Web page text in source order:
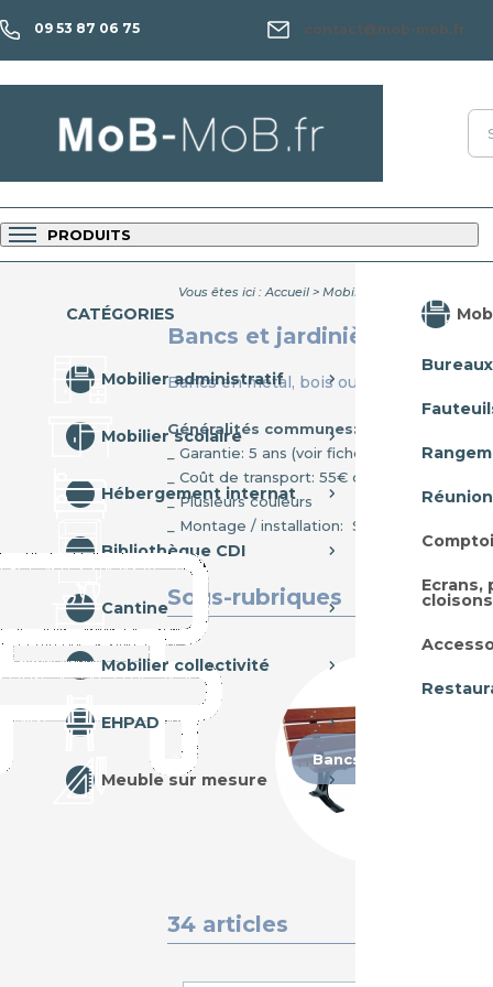
09 53 87 06 75 contact@mob-mob.fr
PRODUITS
CATÉGORIES
Mobilier administratif
Mobilier scolaire
Hébergement internat
Bibliothèque CDI
Cantine
Mobilier collectivité
EHPAD
Meuble sur mesure
Bureaux
Réunion
Ecrans,
Vous êtes ici : Accueil > Mobilier collectivité
Bancs et jardinières
Bancs en métal, bois ou polyéthylène
Généralités communes:
_ Garantie: 5 ans (voir fiche technique).
_ Coût de transport: 55€ ou 90€ si
_ Plusieurs couleurs
_ Montage / installation: Sur devis
Sous-rubriques
Bancs extérieurs
34 articles